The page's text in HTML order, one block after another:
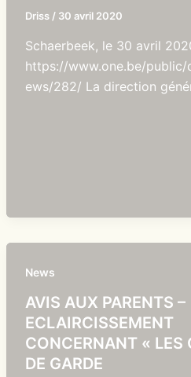
Driss / 30 avril 2020
Schaerbeek, le 30 avril
https://www.one.be/
ews/282/ La direction
News
AVIS AUX PARENTS –
ECLAIRCISSEMENT
CONCERNANT « LES
DE GARDE